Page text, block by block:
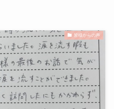
皆様からの声